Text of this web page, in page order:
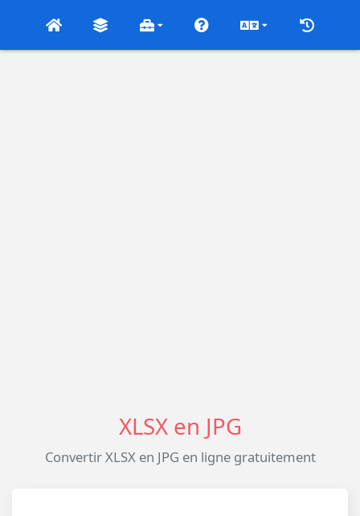
XLSX en JPG
Convertir XLSX en JPG en ligne gratuitement